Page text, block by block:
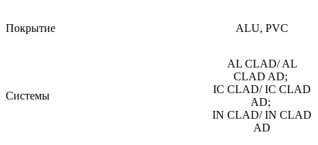
Покрытие ALU, PVC
Системы
AL CLAD/ AL
CLAD AD;
IC CLAD/ IC CLAD
AD;
IN CLAD/ IN CLAD
AD